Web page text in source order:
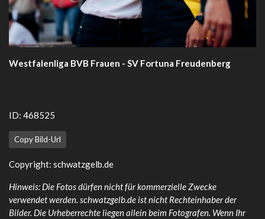
Westfalenliga BVB Frauen - SV Fortuna Freudenberg
ID: 468525
Copy Bild-Url
Copyright: schwatzgelb.de
Hinweis: Die Fotos dürfen nicht für kommerzielle Zwecke
verwendet werden. schwatzgelb.de ist nicht Rechteinhaber der
Bilder. Die Urheberrechte liegen allein beim Fotografen. Wenn Ihr